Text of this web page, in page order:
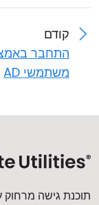
קודם
התחבר
משתמשי AD
תוכנת גישה מרחוק